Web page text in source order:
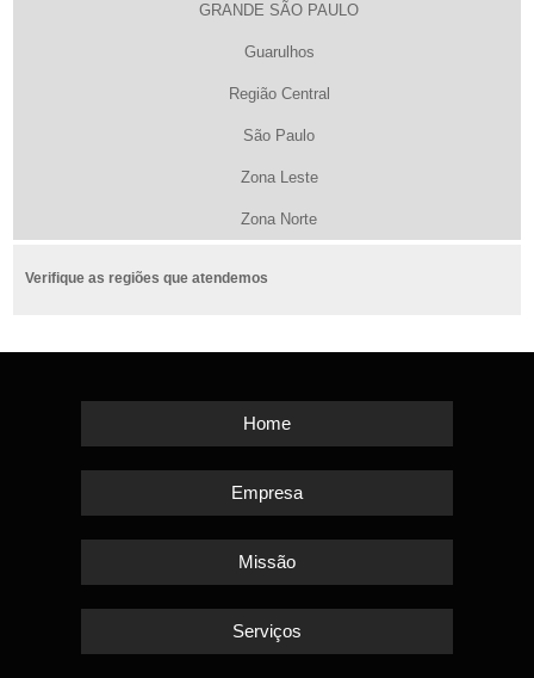
GRANDE SÃO PAULO
Guarulhos
Região Central
São Paulo
Zona Leste
Zona Norte
Verifique as regiões que atendemos
Home
Empresa
Missão
Serviços